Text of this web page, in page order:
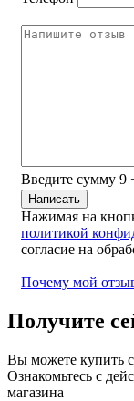
Введите сумму 9
Нажимая на
политикой
согласие на
Почему мой
Получите
Вы можете купить
Ознакомьтесь с
магазина